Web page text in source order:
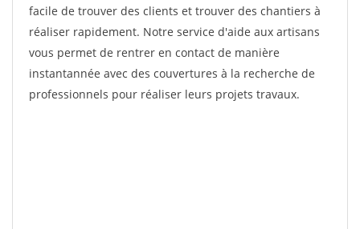
facile de trouver des clients et trouver des chantiers à
réaliser rapidement. Notre service d'aide aux artisans
vous permet de rentrer en contact de manière
instantannée avec des couvertures à la recherche de
professionnels pour réaliser leurs projets travaux.